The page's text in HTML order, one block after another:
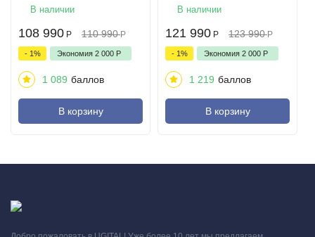
Смартфон оснащен 8-дюймовым внутренним дисплеем Super
Actua Flex и 6,3-дюймовым внешним экраном Actua, который
В наличии
108 990 Р 110 990 Р
- 1% Экономия 2 000 Р
1 089 баллов
В корзину
В наличии
121 990 Р 123 990 Р
- 1% Экономия 2 000 Р
1 219 баллов
В корзину